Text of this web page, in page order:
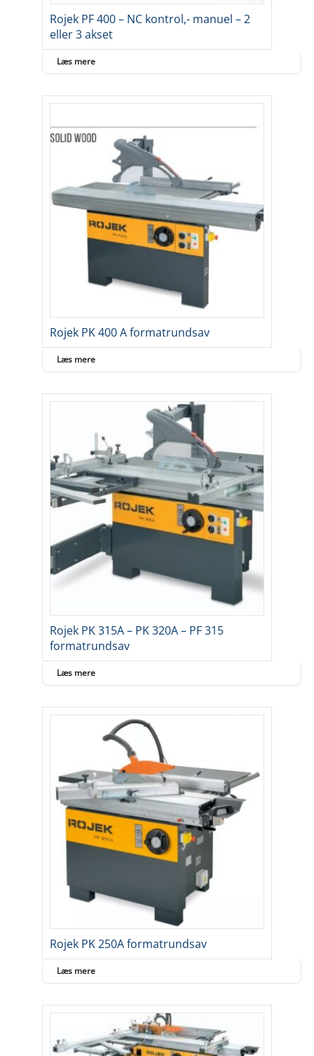
Rojek PF 400 – NC kontrol,- manuel – 2
eller 3 akset
Læs mere
Rojek PK 400 A formatrundsav
Læs mere
Rojek PK 315A – PK 320A – PF 315
formatrundsav
Læs mere
Rojek PK 250A formatrundsav
Læs mere